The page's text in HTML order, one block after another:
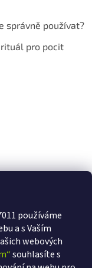
používáme
a s Vaším
webových
souhlasíte s
správně používat?
pro pocit